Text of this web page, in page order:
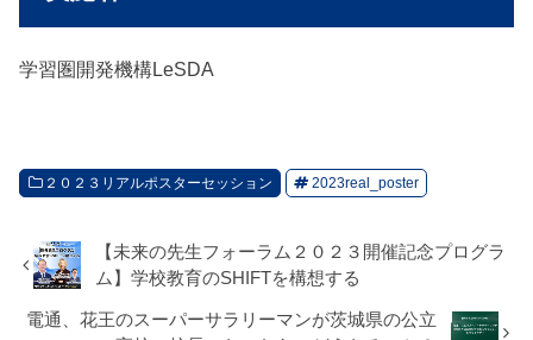
学習圏開発機構LeSDA
２０２３リアルポスターセッション 2023real_poster
【未来の先生フォーラム２０２３開催記念プログラ
ム】学校教育のSHIFTを構想する
電通、花王のスーパーサラリーマンが茨城県の公立